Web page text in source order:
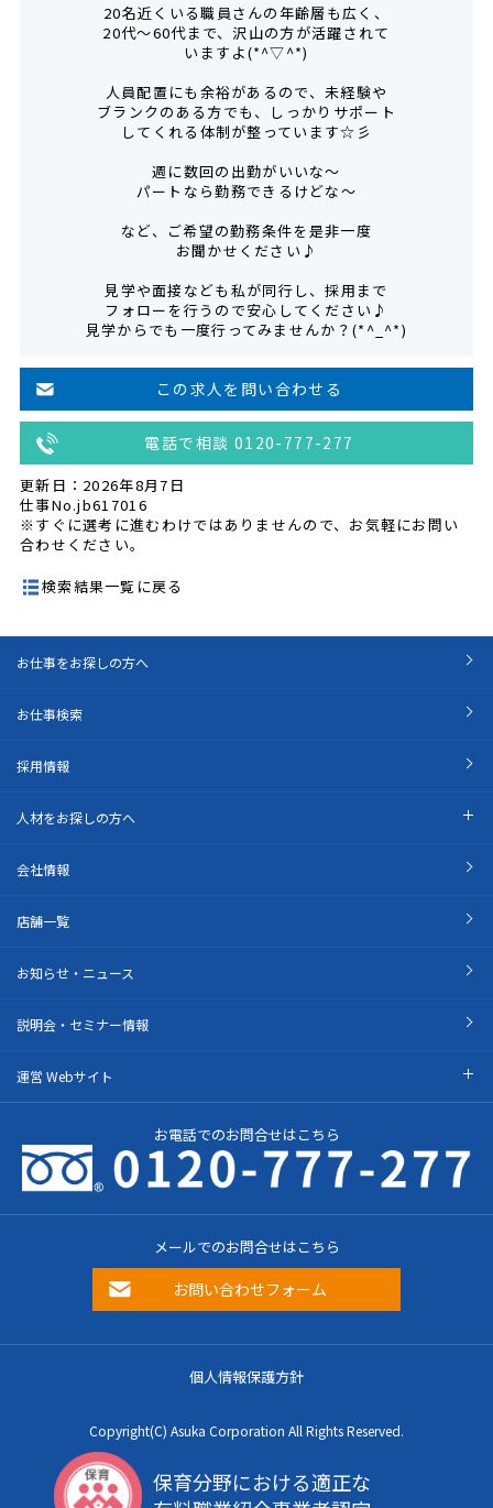
20名近くいる職員さんの年齢層も広く、
20代～60代まで、沢山の方が活躍されて
いますよ(*^▽^*)
人員配置にも余裕があるので、未経験や
ブランクのある方でも、しっかりサポート
してくれる体制が整っています☆彡
週に数回の出勤がいいな～
パートなら勤務できるけどな～
など、ご希望の勤務条件を是非一度
お聞かせください♪
見学や面接なども私が同行し、採用まで
フォローを行うので安心してください♪
見学からでも一度行ってみませんか？(*^_^*)
この求人を問い合わせる
電話で相談 0120-777-277
更新日：2026年8月7日
仕事No.jb617016
※すぐに選考に進むわけではありませんので、お気軽にお問い
合わせください。
検索結果一覧に戻る
お仕事をお探しの方へ
お仕事検索
採用情報
人材をお探しの方へ
会社情報
店舗一覧
お知らせ・ニュース
説明会・セミナー情報
運営 Webサイト
お電話でのお問合せはこちら
メールでのお問合せはこちら
お問い合わせフォーム
個人情報保護方針
Copyright(C) Asuka Corporation All Rights Reserved.
保育分野における適正な